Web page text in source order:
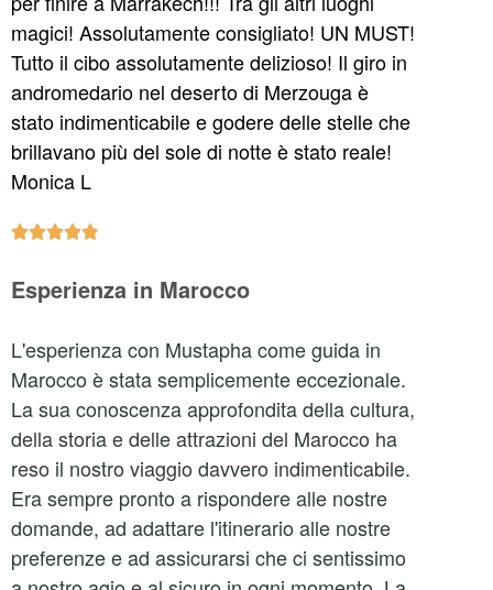
magici! Assolutamente consigliato! UN MUST!
Tutto il cibo assolutamente delizioso! Il giro in
andromedario nel deserto di Merzouga è
stato indimenticabile e godere delle stelle che
brillavano più del sole di notte è stato reale!
Monica L

Esperienza in Marocco
L'esperienza con Mustapha come guida in
Marocco è stata semplicemente eccezionale.
La sua conoscenza approfondita della cultura,
della storia e delle attrazioni del Marocco ha
reso il nostro viaggio davvero indimenticabile.
Era sempre pronto a rispondere alle nostre
domande, ad adattare l'itinerario alle nostre
preferenze e ad assicurarsi che ci sentissimo